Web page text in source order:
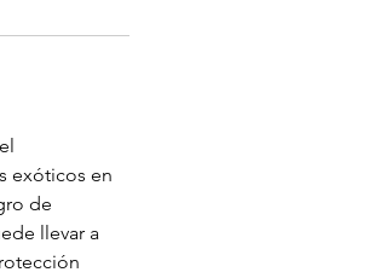
exóticos en
de
llevar a